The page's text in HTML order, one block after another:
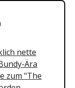
nette
Ära
zum "The